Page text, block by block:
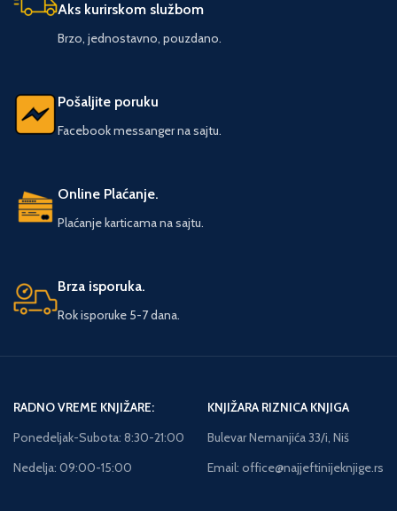
Aks kurirskom službom
Brzo, jednostavno, pouzdano.
Pošaljite poruku
Facebook messanger na sajtu.
Online Plaćanje.
Plaćanje karticama na sajtu.
Brza isporuka.
Rok isporuke 5-7 dana.
RADNO VREME KNJIŽARE:
Ponedeljak-Subota: 8:30-21:00
Nedelja: 09:00-15:00
KNJIŽARA RIZNICA KNJIGA
Bulevar Nemanjića 33/i, Niš
Email: office@najjeftinijeknjige.rs